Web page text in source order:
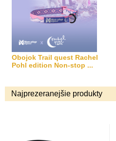
Obojok Trail quest Rachel
Pohl edition Non-stop ...
Najprezeranejšie produkty